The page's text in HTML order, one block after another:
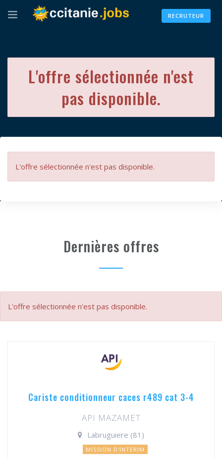
RECRUTEUR
L'offre sélectionnée n'est
pas disponible.
L'offre sélectionnée n'est pas disponible.
Dernières offres
L'offre sélectionnée n'est pas disponible.
Cariste conditionneur caces r489 cat 3-4
API MAZAMET
Labruguiere (81)
MISSION D'INTERIM